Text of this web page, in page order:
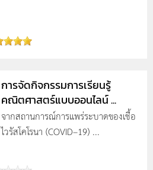
การจัดกิจกรรมการเรียนรู้
คณิตศาสตร์แบบออนไลน์ ...
จากสถานการณ์การแพร่ระบาดของเชื้อ
ไวรัสโคโรนา (COVID–19) ...